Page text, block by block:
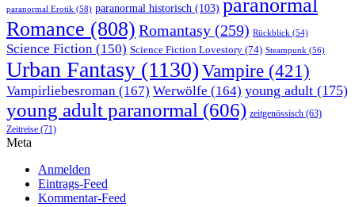
paranormal Erotik (58) paranormal historisch (103) paranormal
Romance (808) Romantasy (259) Rückblick (54)
Science Fiction (150) Science Fiction Lovestory (74) Steampunk (56)
Urban Fantasy (1130) Vampire (421)
Vampirliebesroman (167) Werwölfe (164) young adult (175)
young adult paranormal (606) zeitgenössisch (63)
Zeitreise (71)
Meta
Anmelden
Eintrags-Feed
Kommentar-Feed